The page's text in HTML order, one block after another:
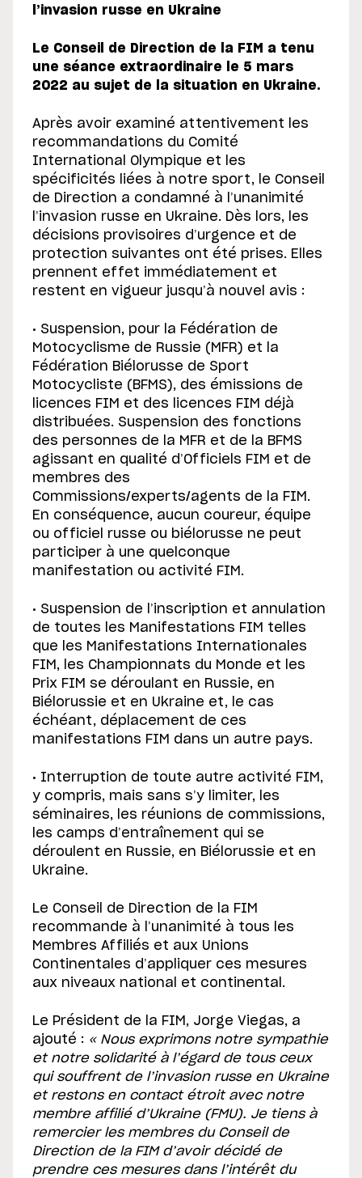
l’invasion russe en Ukraine
Le Conseil de Direction de la FIM a tenu
une séance extraordinaire le 5 mars
2022 au sujet de la situation en Ukraine.
Après avoir examiné attentivement les
recommandations du Comité
International Olympique et les
spécificités liées à notre sport, le Conseil
de Direction a condamné à l’unanimité
l’invasion russe en Ukraine. Dès lors, les
décisions provisoires d’urgence et de
protection suivantes ont été prises. Elles
prennent effet immédiatement et
restent en vigueur jusqu’à nouvel avis :
• Suspension, pour la Fédération de
Motocyclisme de Russie (MFR) et la
Fédération Biélorusse de Sport
Motocycliste (BFMS), des émissions de
licences FIM et des licences FIM déjà
distribuées. Suspension des fonctions
des personnes de la MFR et de la BFMS
agissant en qualité d’Officiels FIM et de
membres des
Commissions/experts/agents de la FIM.
En conséquence, aucun coureur, équipe
ou officiel russe ou biélorusse ne peut
participer à une quelconque
manifestation ou activité FIM.
• Suspension de l’inscription et annulation
de toutes les Manifestations FIM telles
que les Manifestations Internationales
FIM, les Championnats du Monde et les
Prix FIM se déroulant en Russie, en
Biélorussie et en Ukraine et, le cas
échéant, déplacement de ces
manifestations FIM dans un autre pays.
• Interruption de toute autre activité FIM,
y compris, mais sans s’y limiter, les
séminaires, les réunions de commissions,
les camps d’entraînement qui se
déroulent en Russie, en Biélorussie et en
Ukraine.
Le Conseil de Direction de la FIM
recommande à l’unanimité à tous les
Membres Affiliés et aux Unions
Continentales d’appliquer ces mesures
aux niveaux national et continental.
Le Président de la FIM, Jorge Viegas, a
ajouté : « Nous exprimons notre sympathie
et notre solidarité à l’égard de tous ceux
qui souffrent de l’invasion russe en Ukraine
et restons en contact étroit avec notre
membre affilié d’Ukraine (FMU). Je tiens à
remercier les membres du Conseil de
Direction de la FIM d’avoir décidé de
prendre ces mesures dans l’intérêt du